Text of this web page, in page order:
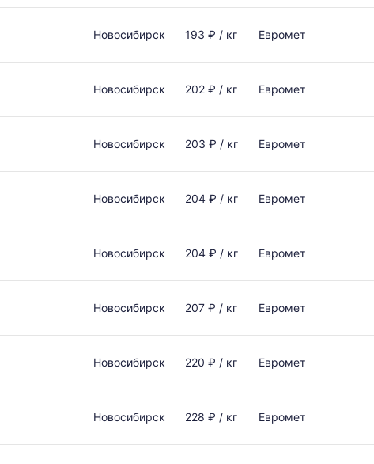
Новосибирск 193 ₽ / кг Евромет
Новосибирск 202 ₽ / кг Евромет
Новосибирск 203 ₽ / кг Евромет
Новосибирск 204 ₽ / кг Евромет
Новосибирск 204 ₽ / кг Евромет
Новосибирск 207 ₽ / кг Евромет
Новосибирск 220 ₽ / кг Евромет
Новосибирск 228 ₽ / кг Евромет